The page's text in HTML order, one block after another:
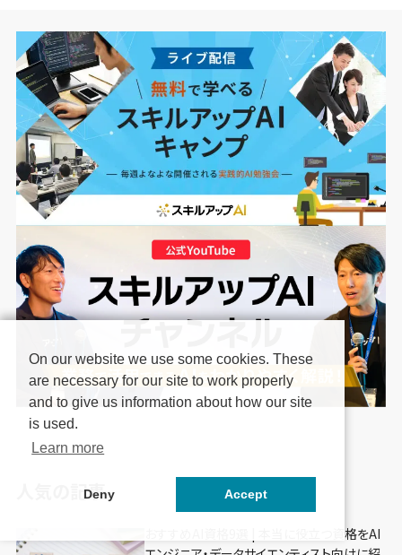
人気の記事
おすすめAI資格9選 | 本当に役立つ資格をAI
On our website we use some cookies. These
are necessary for our site to work properly
and to give us information about how our site
is used.
Learn more
Deny Accept